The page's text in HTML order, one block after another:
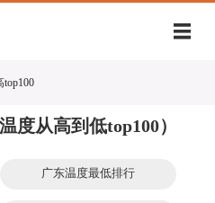
度从高到低top100）
广东温度最低排行